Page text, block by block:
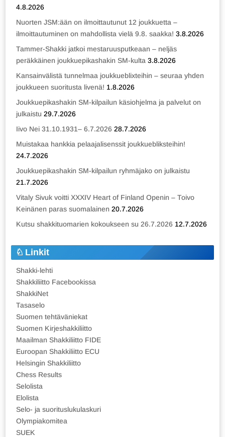
4.8.2026
Nuorten JSM:ään on ilmoittautunut 12 joukkuetta –
ilmoittautuminen on mahdollista vielä 9.8. saakka! 3.8.2026
Tammer-Shakki jatkoi mestaruusputkeaan – neljäs
peräkkäinen joukkuepikashakin SM-kulta 3.8.2026
Kansainvälistä tunnelmaa joukkueblixteihin – seuraa yhden
joukkueen suoritusta livenä! 1.8.2026
Joukkuepikashakin SM-kilpailun käsiohjelma ja palvelut on
julkaistu 29.7.2026
Iivo Nei 31.10.1931– 6.7.2026 28.7.2026
Muistakaa hankkia pelaajalisenssit joukkuebliksteihin!
24.7.2026
Joukkuepikashakin SM-kilpailun ryhmäjako on julkaistu
21.7.2026
Vitaly Sivuk voitti XXXIV Heart of Finland Openin – Toivo
Keinänen paras suomalainen 20.7.2026
Kutsu shakkituomarien kokoukseen su 26.7.2026 12.7.2026
Linkit
Shakki-lehti
Shakkiliitto Facebookissa
ShakkiNet
Tasaselo
Suomen tehtäväniekat
Suomen Kirjeshakkiliitto
Maailman Shakkiliitto FIDE
Euroopan Shakkiliitto ECU
Helsingin Shakkiliitto
Chess Results
Selolista
Elolista
Selo- ja suorituslukulaskuri
Olympiakomitea
SUEK